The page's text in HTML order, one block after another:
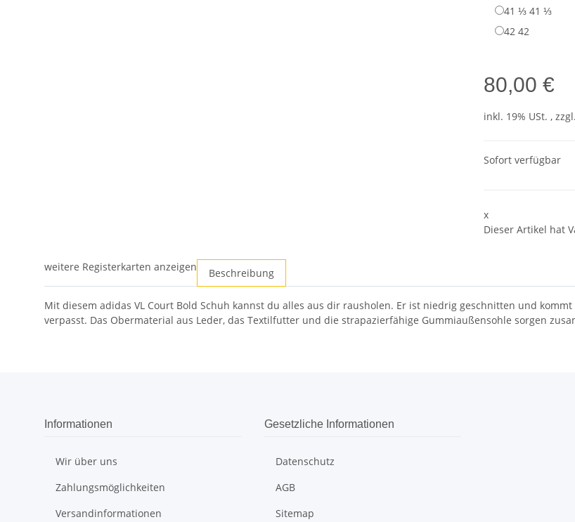
41 ⅓ 41 ⅓
42 42
80,00 €
inkl. 19% USt. , zzgl.
Sofort verfügbar
x
Dieser Artikel hat
weitere Registerkarten anzeigen Beschreibung
Mit diesem adidas VL Court Bold Schuh kannst du alles aus dir rausholen. Er ist niedrig geschnitten und
verpasst. Das Obermaterial aus Leder, das Textilfutter und die strapazierfähige Gummiaußensohle sorgen
Informationen
Wir über uns
Zahlungsmöglichkeiten
Versandinformationen
Gesetzliche Informationen
Datenschutz
AGB
Sitemap